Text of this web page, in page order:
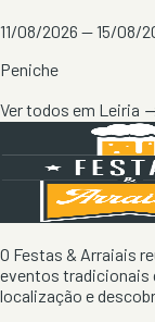
11/08/2026 — 15/08/
Peniche
Ver todos em Leiria
O Festas & Arraiais
eventos tradicionais
localização e